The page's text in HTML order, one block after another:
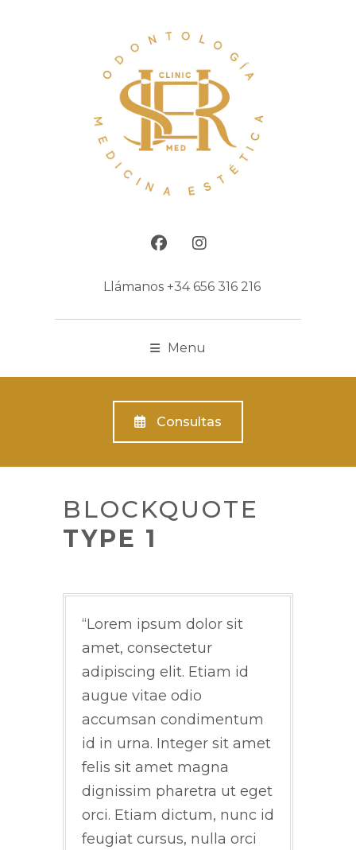
Llámanos +34 656 316 216
Menu
Consultas
BLOCKQUOTE
TYPE 1
Lorem ipsum dolor sit
amet, consectetur
adipiscing elit. Etiam id
augue vitae odio
accumsan condimentum
id in urna. Integer sit amet
felis sit amet magna
dignissim pharetra ut eget
orci. Etiam dictum, nunc id
feugiat cursus, nulla orci